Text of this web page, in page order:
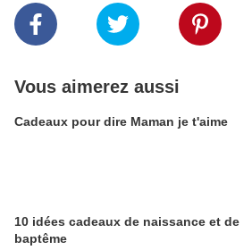
Vous aimerez aussi
Cadeaux pour dire Maman je t'aime
10 idées cadeaux de naissance et de
baptême